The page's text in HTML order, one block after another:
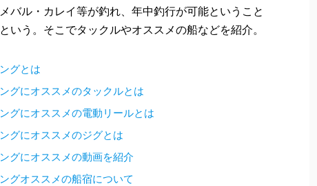
バル・カレイ等が釣れ、年中釣行が可能ということ
いう。そこでタックルやオススメの船などを紹介。
グとは
グにオススメのタックルとは
グにオススメの電動リールとは
グにオススメのジグとは
グにオススメの動画を紹介
グオススメの船宿について